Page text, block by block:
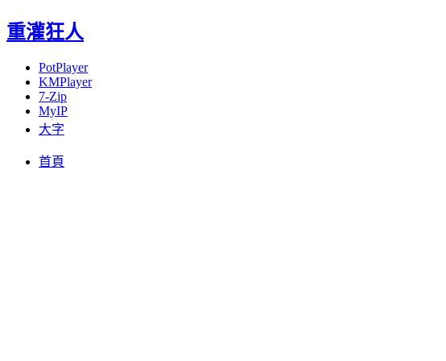
重灌狂人
PotPlayer
KMPlayer
7-Zip
MyIP
大字
首頁